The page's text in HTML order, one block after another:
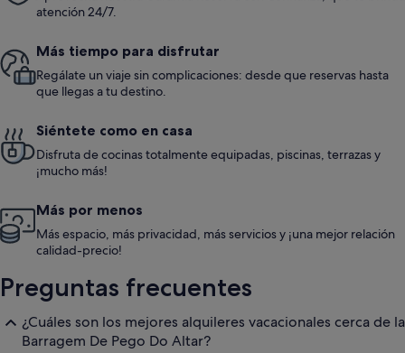
atención 24/7.
Más tiempo para disfrutar
Regálate un viaje sin complicaciones: desde que reservas hasta
que llegas a tu destino.
Siéntete como en casa
Disfruta de cocinas totalmente equipadas, piscinas, terrazas y
¡mucho más!
Más por menos
Más espacio, más privacidad, más servicios y ¡una mejor relación
calidad-precio!
Preguntas frecuentes
¿Cuáles son los mejores alquileres vacacionales cerca de la
Barragem De Pego Do Altar?